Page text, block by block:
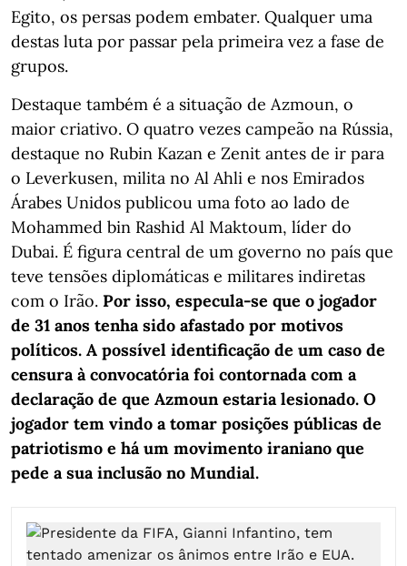
Egito, os persas podem embater. Qualquer uma
destas luta por passar pela primeira vez a fase de
grupos.
Destaque também é a situação de Azmoun, o
maior criativo. O quatro vezes campeão na Rússia,
destaque no Rubin Kazan e Zenit antes de ir para
o Leverkusen, milita no Al Ahli e nos Emirados
Árabes Unidos publicou uma foto ao lado de
Mohammed bin Rashid Al Maktoum, líder do
Dubai. É figura central de um governo no país que
teve tensões diplomáticas e militares indiretas
com o Irão. Por isso, especula-se que o jogador
de 31 anos tenha sido afastado por motivos
políticos. A possível identificação de um caso de
censura à convocatória foi contornada com a
declaração de que Azmoun estaria lesionado. O
jogador tem vindo a tomar posições públicas de
patriotismo e há um movimento iraniano que
pede a sua inclusão no Mundial.